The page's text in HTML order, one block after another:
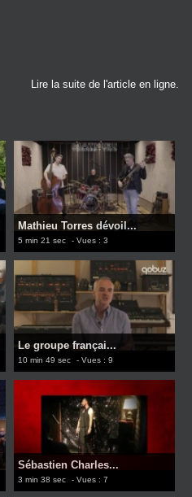
Lire la suite de l'article en ligne.
Mathieu Torres dévoil...
5 min 21 sec - Vues : 3
Le groupe françai...
10 min 49 sec - Vues : 9
Sébastien Charles...
3 min 38 sec - Vues : 7